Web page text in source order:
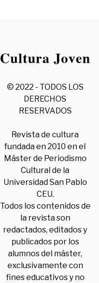
© 2022 - TODOS LOS
DERECHOS
RESERVADOS
Revista de cultura
fundada en 2010 en el
Máster de Periodismo
Cultural de la
Universidad San Pablo
CEU.
Todos los contenidos de
la revista son
redactados, editados y
publicados por los
alumnos del máster,
exclusivamente con
fines educativos y no